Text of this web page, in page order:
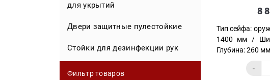
Офисные взломостойкие сейфы
Сейфы эксклюзивные для офиса
Сейф в дереве
для укрытий
Двери защитные пулестойкие
Стойки для дезинфекции рук
Фильтр товаров
8
Тип сейфа:
1400 мм
Глубина: 260 мм
-